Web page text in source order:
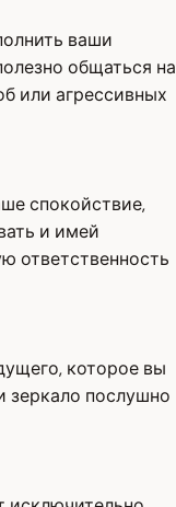
ваши
общаться на
или агрессивных
спокойствие,
и имей
ответственность
которое вы
зеркало послушно